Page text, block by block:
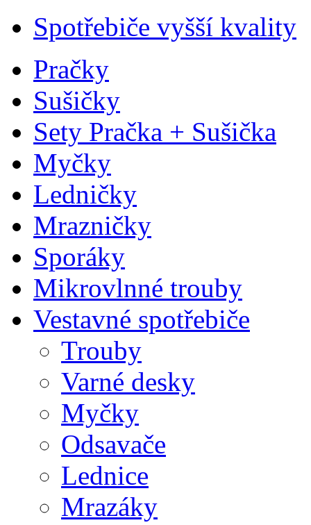
Spotřebiče vyšší kvality
Pračky
Sušičky
Sety Pračka + Sušička
Myčky
Ledničky
Mrazničky
Sporáky
Mikrovlnné trouby
Vestavné spotřebiče
Trouby
Varné desky
Myčky
Odsavače
Lednice
Mrazáky